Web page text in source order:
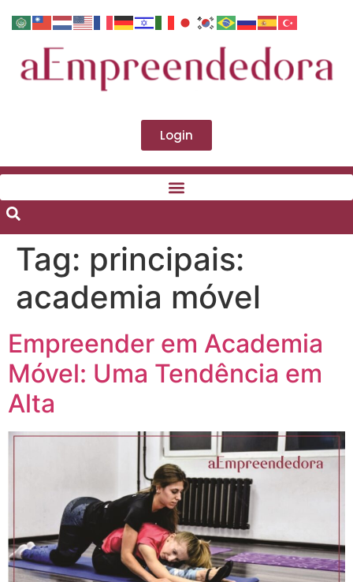
Login
Tag: principais:
academia móvel
Empreender em Academia
Móvel: Uma Tendência em
Alta